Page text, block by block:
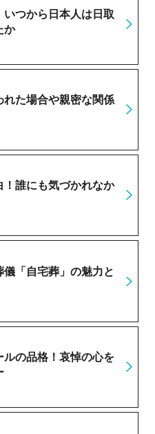
つから日本人は日取
か
た場合や親密な関係
誰にも気づかれなか
「自宅葬」の魅力と
の品格！哀悼の心を